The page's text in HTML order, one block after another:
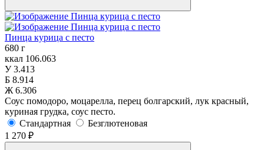
Пинца курица с песто
680 г
ккал 106.063
У3.413
Б 8.914
Ж 6.306
Соус помодоро, моцарелла, перец болгарский, лук красный,
куриная грудка, соус песто.
Стандартная
Безглютеновая
1 270 ₽